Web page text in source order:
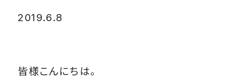
2019.6.8
皆様こんにちは。